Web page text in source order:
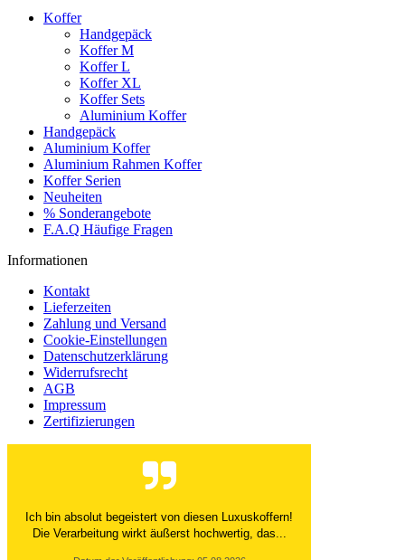
Koffer
Handgepäck
Koffer M
Koffer L
Koffer XL
Koffer Sets
Aluminium Koffer
Handgepäck
Aluminium Koffer
Aluminium Rahmen Koffer
Koffer Serien
Neuheiten
% Sonderangebote
F.A.Q Häufige Fragen
Informationen
Kontakt
Lieferzeiten
Zahlung und Versand
Cookie-Einstellungen
Datenschutzerklärung
Widerrufsrecht
AGB
Impressum
Zertifizierungen
Ich bin absolut begeistert von diesen Luxuskoffern!
Die Verarbeitung wirkt äußerst hochwertig, das...